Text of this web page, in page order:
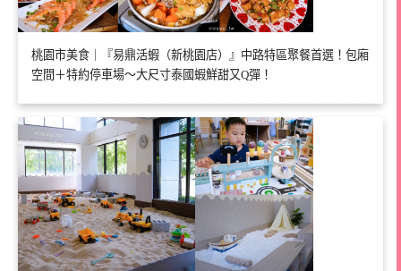
桃園市美食｜『易鼎活蝦（新桃園店）』中路特區聚餐首選！包廂
空間＋特約停車場～大尺寸泰國蝦鮮甜又Q彈！